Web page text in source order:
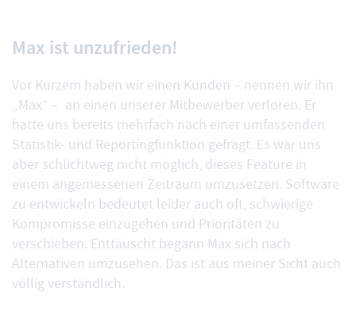
Max ist unzufrieden!
Vor Kurzem haben wir einen Kunden – nennen wir ihn
„Max“ – an einen unserer Mitbewerber verloren. Er
hatte uns bereits mehrfach nach einer umfassenden
Statistik- und Reportingfunktion gefragt. Es war uns
aber schlichtweg nicht möglich, dieses Feature in
einem angemessenen Zeitraum umzusetzen. Software
zu entwickeln bedeutet leider auch oft, schwierige
Kompromisse einzugehen und Prioritäten zu
verschieben. Enttäuscht begann Max sich nach
Alternativen umzusehen. Das ist aus meiner Sicht auch
völlig verständlich.